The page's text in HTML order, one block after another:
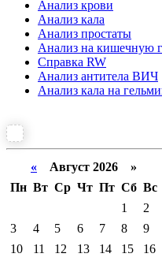
Анализ крови
Анализ кала
Анализ простаты
Анализ на кишечную
Справка RW
Анализ антитела ВИЧ
Анализ кала на
« Август 2026 »
Пн Вт Ср Чт Пт Сб Вс
1
2
3
4 5 6 7 8
9
10
11 12 13 14 15
16